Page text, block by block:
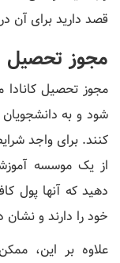
قصد دارید برای آن
مجوز تحصیل
مجوز تحصیل
شود و به
کنند. برای واجد
دهید که آنها پول
خود را دارند و
علاوه بر این،